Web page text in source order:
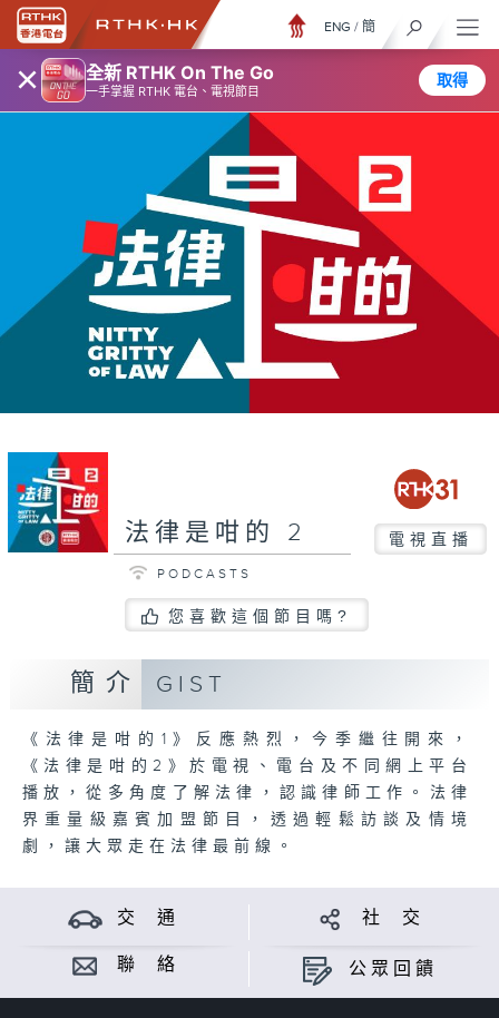
× 全新 RTHK On The Go
一手掌握 RTHK 電台、電視節目
取得
ENG / 簡
法律是咁的 2 電視直播
PODCASTS
您喜歡這個節目嗎?
簡介 GIST
《法律是咁的1》反應熱烈，今季繼往開來，
《法律是咁的2》於電視、電台及不同網上平台
播放，從多角度了解法律，認識律師工作。法律
界重量級嘉賓加盟節目，透過輕鬆訪談及情境
劇，讓大眾走在法律最前線。
交 通 社 交
聯 絡 公眾回饋